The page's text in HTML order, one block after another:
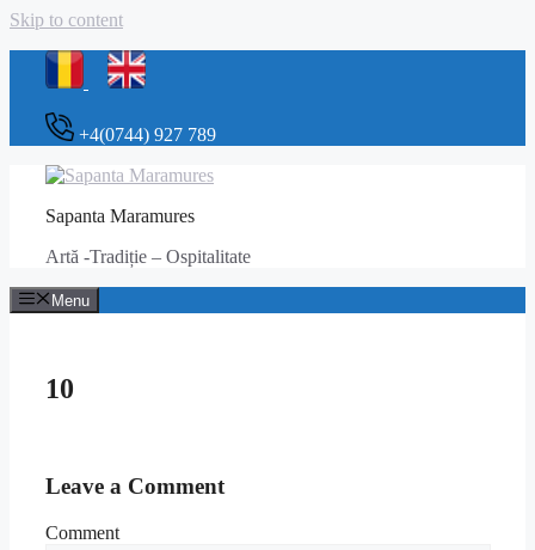
Skip to content
+4(0744) 927 789
Sapanta Maramures
Artă -Tradiție – Ospitalitate
Menu
10
Leave a Comment
Comment